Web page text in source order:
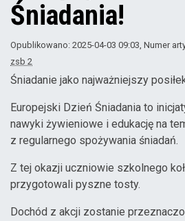
Śniadania!
Opublikowano: 2025-04-03 09:03 , Numer
zsb 2
Śniadanie jako najważniejszy
Europejski Dzień Śniadania to
nawyki żywieniowe i edukację na
z regularnego spożywania śniadań.
Z tej okazji uczniowie szkolnego
przygotowali pyszne tosty.
Dochód z akcji zostanie